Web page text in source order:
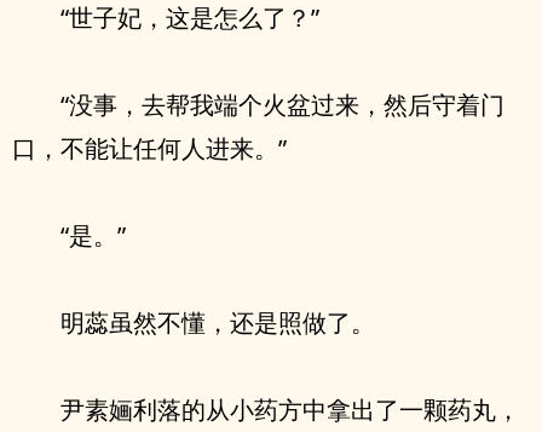
“世子妃，这是怎么了？”
“没事，去帮我端个火盆过来，然后守着门
口，不能让任何人进来。”
“是。”
明蕊虽然不懂，还是照做了。
尹素婳利落的从小药方中拿出了一颗药丸，